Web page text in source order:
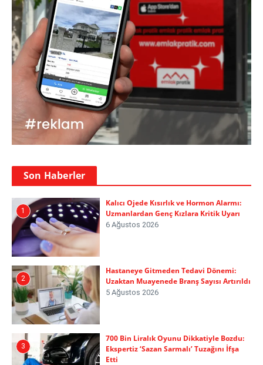
Son Haberler
1
Kalıcı Ojede Kısırlık ve Hormon Alarmı:
Uzmanlardan Genç Kızlara Kritik Uyarı
6 Ağustos 2026
2
Hastaneye Gitmeden Tedavi Dönemi:
Uzaktan Muayenede Branş Sayısı Artırıldı
5 Ağustos 2026
3
700 Bin Liralık Oyunu Dikkatiyle Bozdu:
Ekspertiz ‘Sazan Sarmalı’ Tuzağını İfşa
Etti